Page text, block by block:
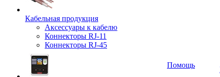
Кабельная продукция
Аксессуары к кабелю
Коннекторы RJ-11
Коннекторы RJ-45
Помощь